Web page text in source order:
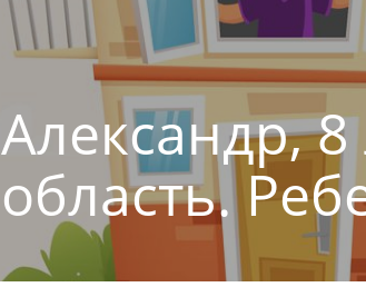
Александр,
область.